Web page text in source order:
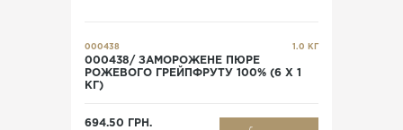
000438 1.0 КГ
000438/ ЗАМОРОЖЕНЕ ПЮРЕ
РОЖЕВОГО ГРЕЙПФРУТУ 100% (6 Х 1
КГ)
694.50 ГРН.